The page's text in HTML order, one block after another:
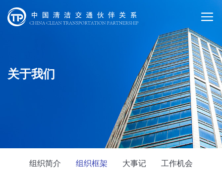
关于我们
组织简介 组织框架 大事记 工作机会